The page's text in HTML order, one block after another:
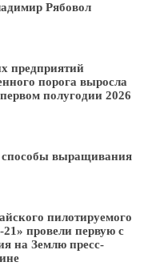
Рябовол
предприятий
порога выросла
полугодии 2026
способы выращивания
пилотируемого
провели первую с
на Землю пресс-